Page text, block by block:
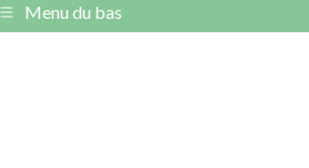
Menu du bas